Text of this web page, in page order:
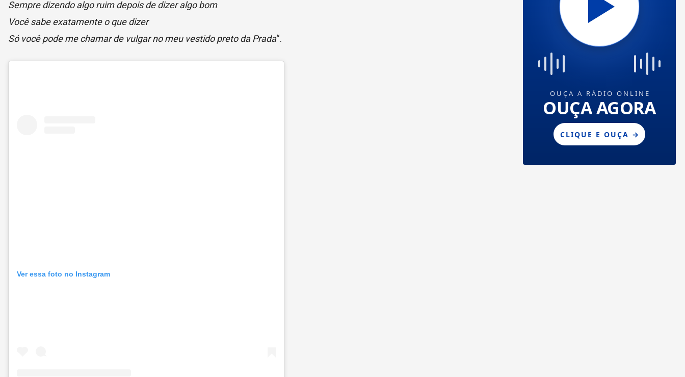
Sempre dizendo algo ruim depois de dizer algo bom
Você sabe exatamente o que dizer
Só você pode me chamar de vulgar no meu vestido preto da Prada“.
Ver essa foto no Instagram